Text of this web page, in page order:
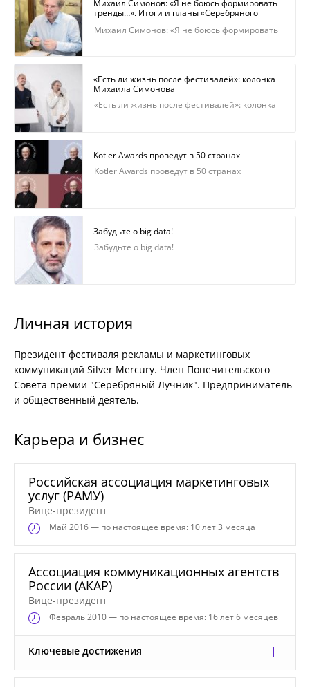
Михаил Симонов: «Я не боюсь формировать
тренды…». Итоги и планы «Серебряного
Михаил Симонов: «Я не боюсь формировать
«Есть ли жизнь после фестивалей»: колонка
Михаила Симонова
«Есть ли жизнь после фестивалей»: колонка
Kotler Awards проведут в 50 странах
Kotler Awards проведут в 50 странах
Забудьте о big data!
Забудьте о big data!
Личная история
Президент фестиваля рекламы и маркетинговых
коммуникаций Silver Mercury. Член Попечительского
Совета премии "Серебряный Лучник". Предприниматель
и общественный деятель.
Карьера и бизнес
Российская ассоциация маркетинговых
услуг (РАМУ)
Вице-президент
Май 2016 — по настоящее время: 10 лет 3 месяца
Ассоциация коммуникационных агентств
России (АКАР)
Вице-президент
Февраль2010 — по настоящее время: 16 лет 6 месяцев
Ключевые достижения